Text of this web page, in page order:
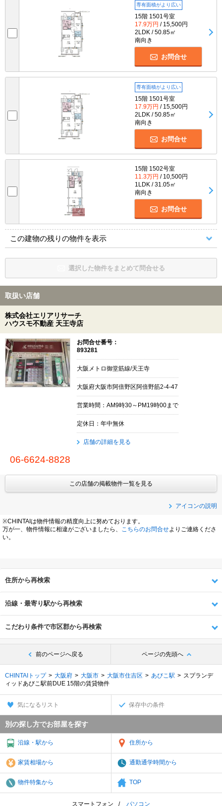
専有面積がより広い
15階 1501号室
17.9万円 / 15,500円
2LDK / 50.85㎡
南向き
お問合せ
専有面積がより広い
15階 1501号室
17.9万円 / 15,500円
2LDK / 50.85㎡
南向き
お問合せ
15階 1502号室
11.3万円 / 10,500円
1LDK / 31.05㎡
南向き
お問合せ
この建物の残りの物件を表示
選択した物件をまとめて問合せる
取扱い店舗
株式会社エリアリサーチ
ハウスモ不動産 天王寺店
お問合せ番号：
893281
大阪メトロ御堂筋線/天王寺
大阪府大阪市阿倍野区阿倍野筋2-4-47
営業時間：AM9時30～PM19時00まで
定休日：年中無休
店舗の詳細を見る
06-6624-8828
この店舗の掲載物件一覧を見る
アイコンの説明
※CHINTAIは物件情報の精度向上に努めております。
万が一、物件情報に相違がございましたら、
こちらのお問合せよりご連絡くださ
い。
住所から再検索
沿線・最寄り駅から再検索
こだわり条件で市区郡から再検索
前のページへ戻る ページの先頭へ
CHINTAIトップ 大阪府 大阪市 大阪市住吉区 あびこ駅
スプランデ
ィッドあびこ駅前DUE 15階の賃貸物件
気になるリスト 保存中の条件
別の探し方でお部屋を探す
沿線・駅から 住所から
家賃相場から 通勤通学時間から
物件特集から TOP
スマートフォン パソコン